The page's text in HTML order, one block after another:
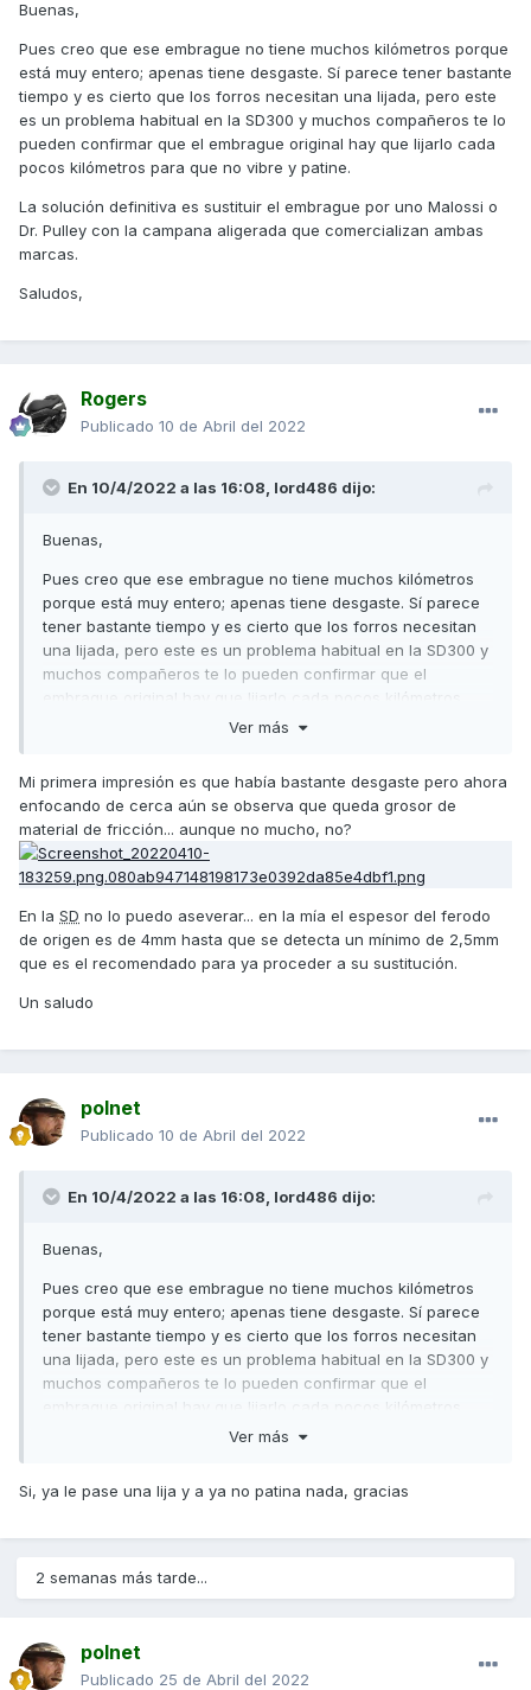
Buenas,
Pues creo que ese embrague no tiene muchos kilómetros porque
está muy entero; apenas tiene desgaste. Sí parece tener bastante
tiempo y es cierto que los forros necesitan una lijada, pero este
es un problema habitual en la SD300 y muchos compañeros te lo
pueden confirmar que el embrague original hay que lijarlo cada
pocos kilómetros para que no vibre y patine.
La solución definitiva es sustituir el embrague por uno Malossi o
Dr. Pulley con la campana aligerada que comercializan ambas
marcas.
Saludos,
Rogers
Publicado 10 de Abril del 2022
En 10/4/2022 a las 16:08, lord486 dijo:
Buenas,
Pues creo que ese embrague no tiene muchos kilómetros
porque está muy entero; apenas tiene desgaste. Sí parece
tener bastante tiempo y es cierto que los forros necesitan
una lijada, pero este es un problema habitual en la SD300 y
muchos compañeros te lo pueden confirmar que el
embrague original hay que lijarlo cada pocos kilómetros
para que no vibre y patine.
Malossi o Dr. Pulley con la campana aligerada que
comercializan ambas marcas.
Saludos,
Ver más
Mi primera impresión es que había bastante desgaste pero ahora
enfocando de cerca aún se observa que queda grosor de
material de fricción... aunque no mucho, no?
En la SD no lo puedo aseverar... en la mía el espesor del ferodo
de origen es de 4mm hasta que se detecta un mínimo de 2,5mm
que es el recomendado para ya proceder a su sustitución.
Un saludo
polnet
Publicado 10 de Abril del 2022
En 10/4/2022 a las 16:08, lord486 dijo:
Buenas,
Pues creo que ese embrague no tiene muchos kilómetros
porque está muy entero; apenas tiene desgaste. Sí parece
tener bastante tiempo y es cierto que los forros necesitan
una lijada, pero este es un problema habitual en la SD300 y
muchos compañeros te lo pueden confirmar que el
embrague original hay que lijarlo cada pocos kilómetros
para que no vibre y patine.
Malossi o Dr. Pulley con la campana aligerada que
Ver más
Si, ya le pase una lija y a ya no patina nada, gracias
2 semanas más tarde...
polnet
Publicado 25 de Abril del 2022